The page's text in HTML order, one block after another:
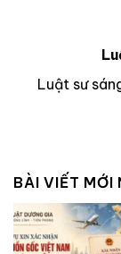
Luật sư
BÀI VIẾT MỚI